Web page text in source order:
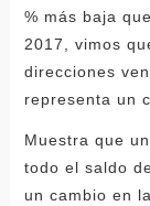
% más baja
2017, vimos
direcciones
representa un
Muestra que
todo el saldo
un cambio en